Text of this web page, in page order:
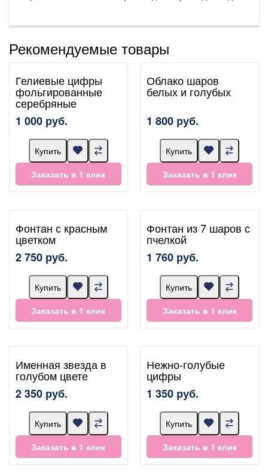
Рекомендуемые товары
Гелиевые цифры
фольгированные
серебряные
1 000 руб.
Купить
Заказать в 1 клик
Облако шаров
белых и голубых
1 800 руб.
Купить
Заказать в 1 клик
Фонтан с красным
цветком
2 750 руб.
Купить
Заказать в 1 клик
Фонтан из 7 шаров с
пчелкой
1 760 руб.
Купить
Заказать в 1 клик
Именная звезда в
голубом цвете
2 350 руб.
Купить
Заказать в 1 клик
Нежно-голубые
цифры
1 350 руб.
Купить
Заказать в 1 клик